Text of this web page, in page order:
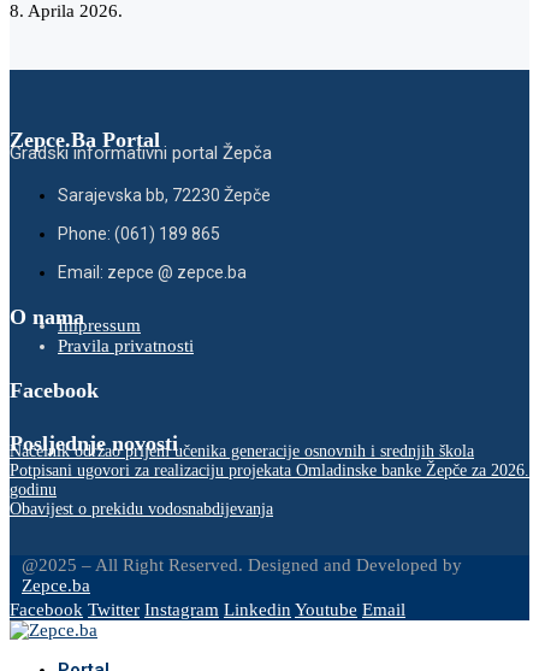
8. Aprila 2026.
Zepce.Ba Portal
Gradski informativni portal Žepča
Sarajevska bb, 72230 Žepče
Phone: (061) 189 865
Email: zepce @ zepce.ba
O namaImpressum
Pravila privatnosti
Facebook
Posljednje novosti
Načelnik održao prijem učenika generacije osnovnih i srednjih škola
Potpisani ugovori za realizaciju projekata Omladinske banke Žepče za 2026.
godinu
Obavijest o prekidu vodosnabdijevanja
@2025 – All Right Reserved. Designed and Developed by
Zepce.ba
Facebook Twitter Instagram LinkedinYoutube Email